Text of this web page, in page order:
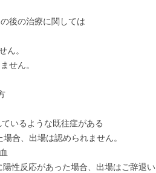
後の治療に関しては
。
せん。
いるような既往症がある
合、出場は認められません。
性反応があった場合、出場はご辞退い